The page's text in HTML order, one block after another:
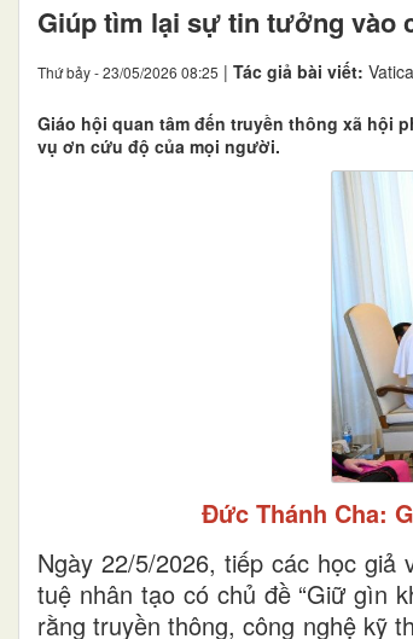
Giúp tìm lại sự tin tưởng vào
Thứ bảy - 23/05/2026 08:25 | Tác giả bài viết:
Giáo hội quan tâm đến truyền thông xã hội
vụ ơn cứu độ của mọi người.
Đức Thánh Cha:
Ngày 22/5/2026, tiếp các học
tuệ nhân tạo có chủ đề “Giữ gìn
rằng truyền thông, công nghệ kỹ